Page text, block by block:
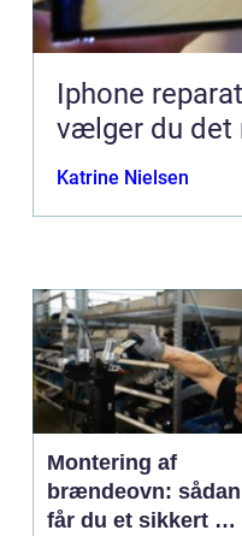
Iphone
vælger du det
Katrine Nielsen
Montering af
brændeovn: sådan
får du et sikkert og